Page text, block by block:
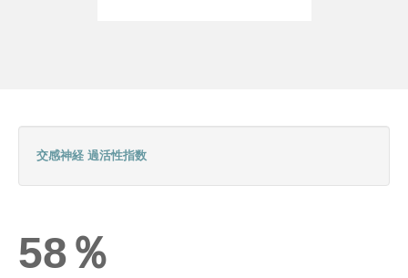
交感神経 過活性指数
58％
お問合せ
オンライン予約